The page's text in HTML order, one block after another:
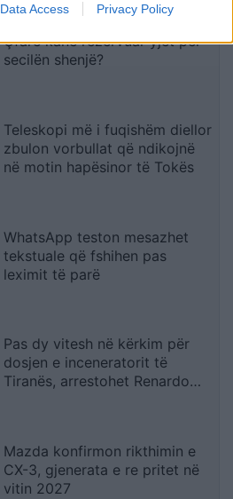
Data Access Privacy Policy
Horoskopi 9 Gusht 2026/
Çfarë kanë rezervuar yjet për
secilën shenjë?
Teleskopi më i fuqishëm diellor
zbulon vorbullat që ndikojnë
në motin hapësinor të Tokës
WhatsApp teston mesazhet
tekstuale që fshihen pas
leximit të parë
Pas dy vitesh në kërkim për
dosjen e inceneratorit të
Tiranës, arrestohet Renardo
Mazda konfirmon rikthimin e
CX-3, gjenerata e re pritet në
vitin 2027